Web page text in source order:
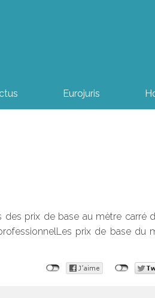
Eurojuris
prix de base au mètre carré
prix de base du